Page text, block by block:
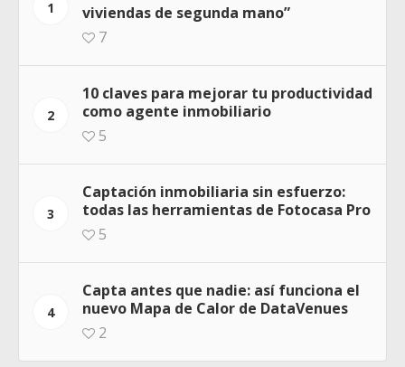
1
viviendas de segunda mano”
7
2
10 claves para mejorar tu productividad
como agente inmobiliario
5
3
Captación inmobiliaria sin esfuerzo:
todas las herramientas de Fotocasa Pro
5
4
Capta antes que nadie: así funciona el
nuevo Mapa de Calor de DataVenues
2